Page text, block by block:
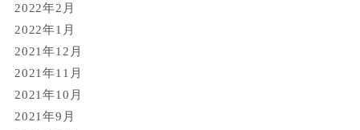
2022年2月
2022年1月
2021年12月
2021年11月
2021年10月
2021年9月